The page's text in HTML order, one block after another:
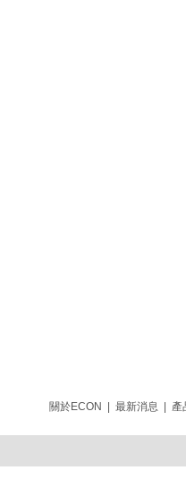
關於ECON 最新消息 產